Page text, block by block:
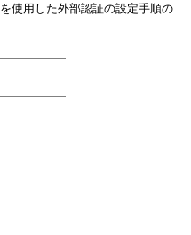
使用した外部認証の設定手順の